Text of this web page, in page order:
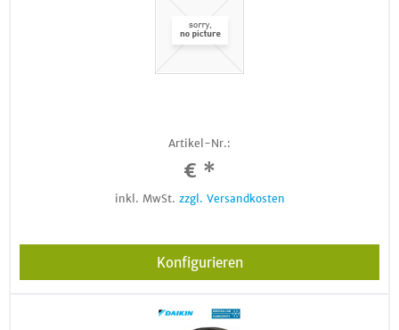
Artikel-Nr.:
€ *
inkl. MwSt. zzgl. Versandkosten
Konfigurieren